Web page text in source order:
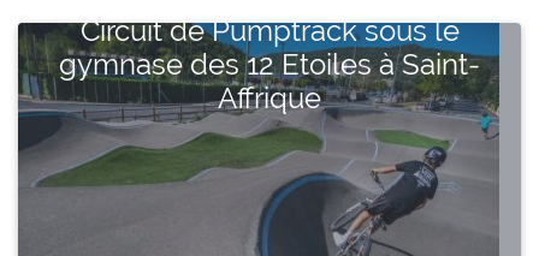
Circuit de Pumptrack sous le
gymnase des 12 Etoiles à Saint-
Affrique